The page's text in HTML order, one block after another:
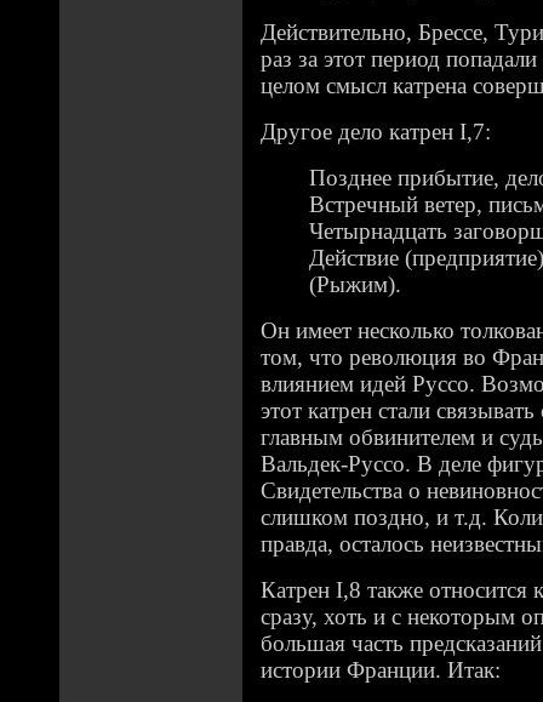
Действительно, Брессе,
раз за этот период
целом смысл катрена
Другое дело катрен I,7:
Позднее прибытие,
Встречный ветер,
Четырнадцать
Действие
(Рыжим).
Он имеет несколько
том, что революция во
влиянием идей Руссо.
этот катрен стали
главным обвинителем и
Вальдек-Руссо. В деле
Свидетельства о
слишком поздно, и т.д.
правда, осталось
Катрен I,8 также
сразу, хоть и с некоторым
большая часть
истории Франции. Итак: